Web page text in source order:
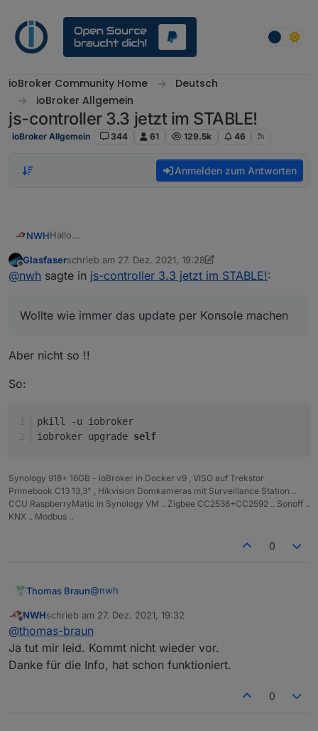
ioBroker Community Home
Deutsch
ioBroker Allgemein
js-controller 3.3 jetzt im STABLE!
ioBroker Allgemein 344 61 129.5k 46
Anmelden zum Antworten
NWHHallo
diesmal kommt diese Meldung.
Wer kann mir sagen warum ich nicht auf die Version
Offline
Glasfaserschrieb am 27. Dez. 2021, 19:28
zuletzt editiert von Glasfaser
@nwh sagte in js-controller 3.3 jetzt im STABLE!:
Wollte wie immer das update per Konsole machen
Aber nicht so !!
So:
pkill -u iobroker
iobroker upgrade self
Synology 918+ 16GB - ioBroker in Docker v9 , VISO auf Trekstor
Primebook C13 13,3" , Hikvision Domkameras mit Surveillance Station ..
CCU RaspberryMatic in Synology VM .. Zigbee CC2538+CC2592 .. Sonoff ..
KNX .. Modbus ..
0
Thomas Braun@nwh
Keine Screenshots aus der Konsole. Text als
Text in CodeTags posten.
Und auch keine Phantasie-Kommandos
verwenden.
Offline
NWHschrieb am 27. Dez. 2021, 19:32
zuletzt editiert von
@thomas-braun
Ja tut mir leid. Kommt nicht wieder vor.
Danke für die Info, hat schon funktioniert.
0